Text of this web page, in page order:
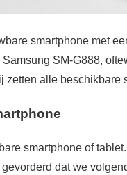
smartphone met
SM-G888,
alle beschikbare
smartphone of
dat we